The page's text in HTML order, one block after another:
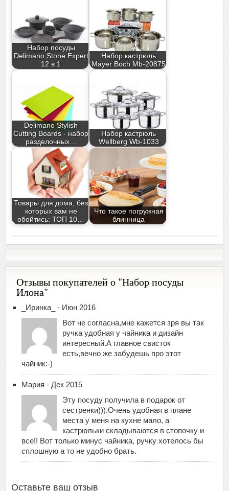
Набор посуды
Delimano Stone Expert
12 в 1
Набор кастрюль
Mayer Boch Mb-20875
Delimano Stylish
Cutting Boards - набор
разделочных…
Набор кастрюль
Wellberg Wb-1033
Товары для дома, без
которых вам не
обойтись: ТОП 10…
Что такое погружная
блинница
Отзывы покупателей о "Набор посуды
Илона"
_Иринка_ - Июн 2016
Вот не согласна,мне кажется зря вы так
ручка удобная у чайника и дизайн
интересный.А главное свисток
есть,вечно же забудешь про этот
чайник:-)
Мария - Дек 2015
Эту посуду получила в подарок от
сестренки))).Очень удобная в плане
места у меня на кухне мало, а
кастрюльки складываются в стопочку и
все!! Вот только минус чайника, ручку хотелось бы
сплошную а то не удобно брать.
Оставьте ваш отзыв